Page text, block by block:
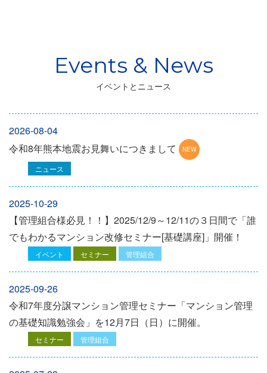
イベントとニュース
2026-08-04
令和8年熊本地震お見舞いにつきまして
ニュース
2025-10-29
【管理組合様必見！！】2025/12/9～12/11の３日間で「誰
でもわかるマンション改修セミナー[基礎講座]」開催！
イベント セミナー 管理組合
2025-09-26
令和7年度分譲マンション管理セミナー「マンション管理
の基礎知識勉強会」を12⽉7⽇（⽇）に開催。
セミナー 管理組合